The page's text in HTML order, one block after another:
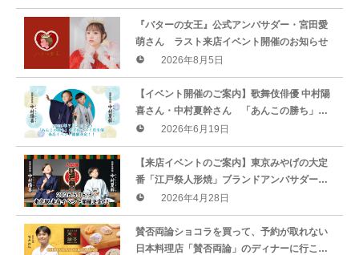
『バターの女王』公式アンバサダー・宮田愛
萌さん ラスト来店イベント開催のお知らせ
2026年8月5日
【イベント開催のご案内】歌舞伎俳優 中村陽
喜さん・中村夏幹さん 「あんこの勝ち」北
千住マルイ店主催来店イベント決定！
2026年6月19日
【来店イベントのご案内】東京みやげの大定
番「江戸祭人形焼」ブランドアンバサダー、
中村陽喜さん・中村夏幹さんJR東京駅構内
（改札外）お土産ショップに今年も来店決定
2026年4月28日
賛否両論ショコラを買って、予約が取れない
日本料理店「賛否両論」のディナーに行こ